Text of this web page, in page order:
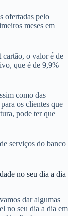
ofertadas pelo
meses em
cartão, o valor é de
que é de 9,9%
como das
os clientes que
pode ter que
serviços do banco
no seu dia a dia
dar algumas
no seu dia a dia em